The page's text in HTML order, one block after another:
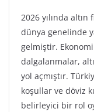
2026 yılında
dünya genelinde
gelmiştir.
dalgalanmalar,
yol açmıştır.
koşullar ve döviz
belirleyici bir rol